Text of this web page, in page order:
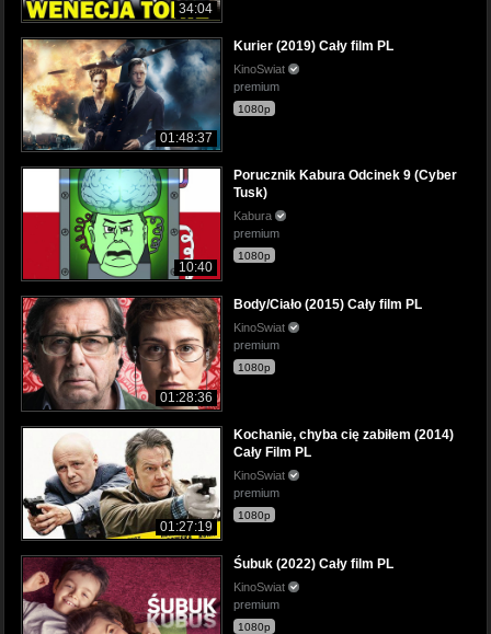
34:04
01:48:37
Kurier (2019) Cały film PL
KinoSwiat
premium
1080p
10:40
Porucznik Kabura Odcinek 9 (Cyber
Tusk)
Kabura
premium
1080p
01:28:36
Body/Ciało (2015) Cały film PL
KinoSwiat
premium
1080p
01:27:19
Kochanie, chyba cię zabiłem (2014)
Cały Film PL
KinoSwiat
premium
1080p
Śubuk (2022) Cały film PL
KinoSwiat
premium
1080p